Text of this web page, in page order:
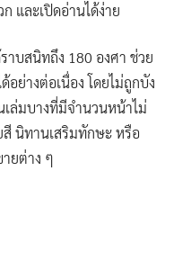
และเปิดอ่านได้ง่าย
าบสนิทถึง 180 องศา ช่วย
ย่างต่อเนื่อง โดยไม่ถูกบัง
ล่มบางที่มีจำนวนหน้าไม่
นิทานเสริมทักษะ หรือ
ยต่าง ๆ